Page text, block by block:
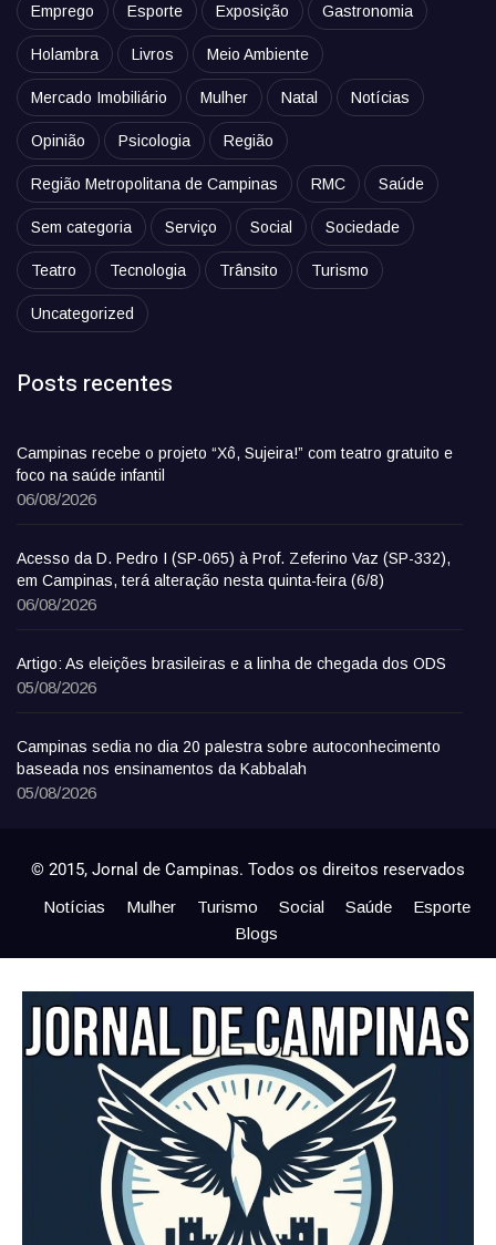
Emprego Esporte Exposição Gastronomia
Holambra Livros Meio Ambiente
Mercado Imobiliário Mulher Natal Notícias
Opinião Psicologia Região
Região Metropolitana de Campinas RMC Saúde
Sem categoria Serviço Social Sociedade
Teatro Tecnologia Trânsito Turismo
Uncategorized
Posts recentes
Campinas recebe o projeto “Xô, Sujeira!” com teatro gratuito e
foco na saúde infantil
06/08/2026
Acesso da D. Pedro I (SP-065) à Prof. Zeferino Vaz (SP-332),
em Campinas, terá alteração nesta quinta-feira (6/8)
06/08/2026
Artigo: As eleições brasileiras e a linha de chegada dos ODS
05/08/2026
Campinas sedia no dia 20 palestra sobre autoconhecimento
baseada nos ensinamentos da Kabbalah
05/08/2026
© 2015, Jornal de Campinas. Todos os direitos reservados
Notícias Mulher Turismo Social Saúde
Esporte
Blogs